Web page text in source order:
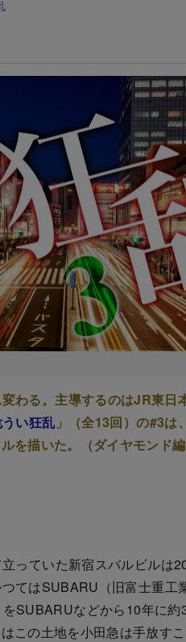
わる。主導するのはJR東日
い狂乱 」（全13回）の#3
を描いた。（ダイヤモンド
っていた新宿スバルビルは
てはSUBARU（旧富士重工
SUBARUなどから10年に約
この土地を小田急は手放すこ